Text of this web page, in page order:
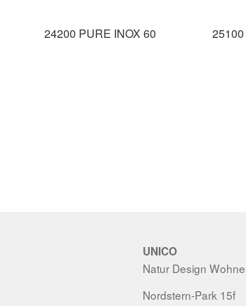
24200 PURE INOX 60
UNICO
Natur Design
Nordstern-Park 15f